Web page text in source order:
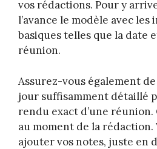
vos rédactions. Pour y
l’avance le modèle avec
basiques telles que la date
réunion.
Assurez-vous également
jour suffisamment détaillé
rendu exact d’une
au moment de la rédaction.
ajouter vos notes, juste en